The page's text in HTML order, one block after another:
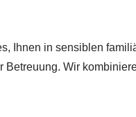
Ihnen in sensiblen
Betreuung. Wir